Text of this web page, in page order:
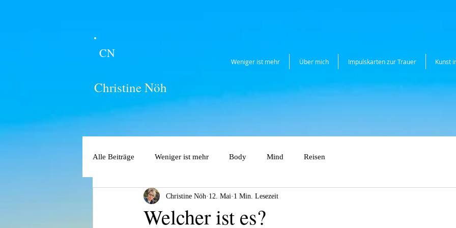
Weniger ist mehr Über mich Impulskarten zur Trauer Kunst
CN
Christine Nöh
Alle Beiträge Weniger ist mehr Body Mind Reisen
Welcher ist es?
Christine Nöh 12. Mai 1 Min. Lesezeit